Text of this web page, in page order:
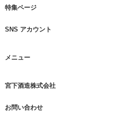
特集ページ
SNS アカウント
メニュー
宮下酒造株式会社
お問い合わせ